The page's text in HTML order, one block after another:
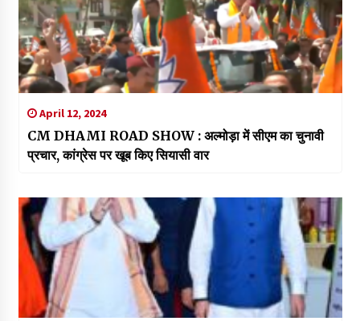
April 12, 2024
CM DHAMI ROAD SHOW : अल्मोड़ा में सीएम का चुनावी
प्रचार, कांग्रेस पर खूब किए सियासी वार